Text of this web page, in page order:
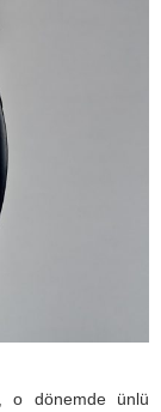
o dönemde ünlü